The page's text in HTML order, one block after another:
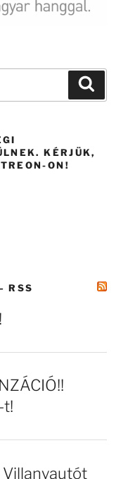
KÉRJÜK,
ON!
RSS
t!
Villanyautót